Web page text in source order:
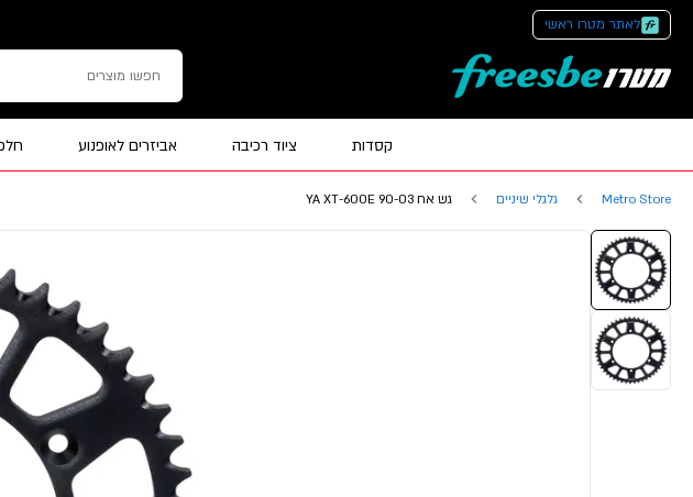
לאתר מטרו ראשי
קסדות ציוד רכיבה אביזרים לאופנוע
Metro Store גלגלי שיניים גש אח YA XT-600E 90-03